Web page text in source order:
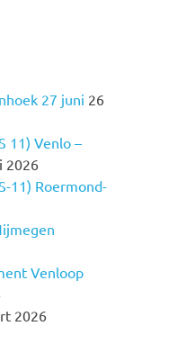
27 juni 26
11) Venlo –
2026
11) Roermond-
Venloop
2026